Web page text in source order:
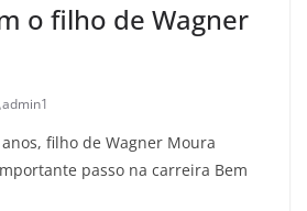
o filho de Wagner
admin1
anos, filho de Wagner Moura
passo na carreira Bem